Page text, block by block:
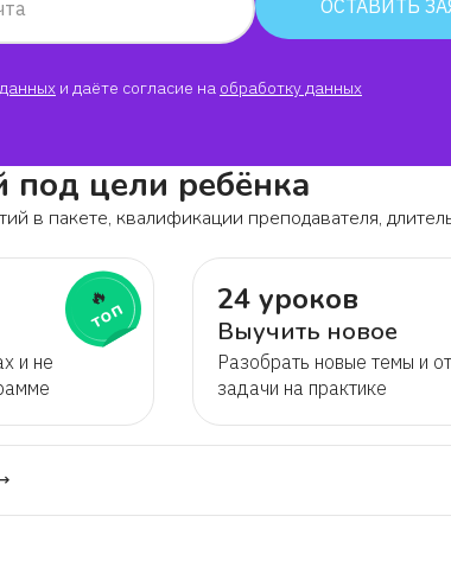
Мария
Николь
Милана
Алина
Надежда
Стефания
ОСТАВИТЬ
и даёте согласие на обработку данных
под цели ребёнка
в пакете, квалификации преподавателя,
и не
🔥
топ 24 уроков
Выучить новое
Разобрать новые темы и
задачи на практике